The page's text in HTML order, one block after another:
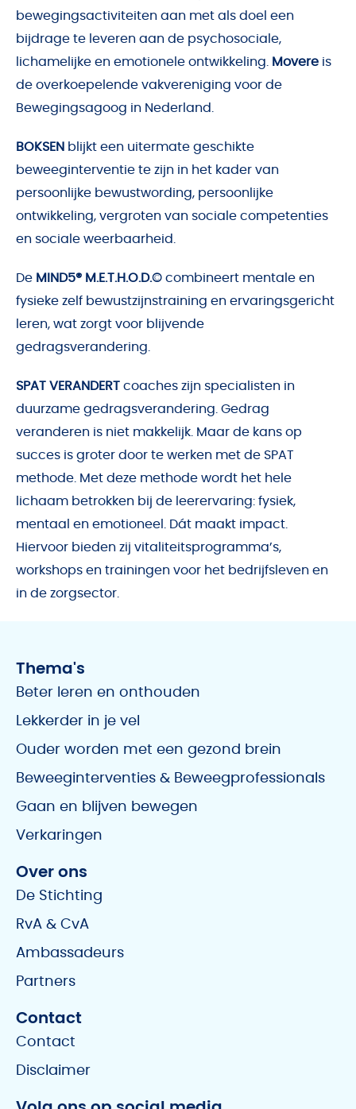
bewegingsactiviteiten aan met als doel een
bijdrage te leveren aan de psychosociale,
lichamelijke en emotionele ontwikkeling.
Movere is
de overkoepelende vakvereniging voor de
Bewegingsagoog in Nederland.
BOKSEN blijkt een uitermate geschikte
beweeginterventie te zijn in het kader van
persoonlijke bewustwording, persoonlijke
ontwikkeling, vergroten van sociale competenties
en sociale weerbaarheid.
De MIND5® M.E.T.H.O.D.© combineert mentale en
fysieke zelf bewustzijnstraining en ervaringsgericht
leren, wat zorgt voor blijvende
gedragsverandering.
SPAT VERANDERT coaches zijn specialisten in
duurzame gedragsverandering. Gedrag
veranderen is niet makkelijk. Maar de kans op
succes is groter door te werken met de SPAT
methode. Met deze methode wordt het hele
lichaam betrokken bij de leerervaring: fysiek,
mentaal en emotioneel. Dát maakt impact.
Hiervoor bieden zij vitaliteitsprogramma’s,
workshops en trainingen voor het bedrijfsleven en
in de zorgsector.
Thema's
Beter leren en onthouden
Lekkerder in je vel
Ouder worden met een gezond brein
Beweeginterventies & Beweegprofessionals
Gaan en blijven bewegen
Verkaringen
Over ons
De Stichting
RvA & CvA
Ambassadeurs
Partners
Contact
Contact
Disclaimer